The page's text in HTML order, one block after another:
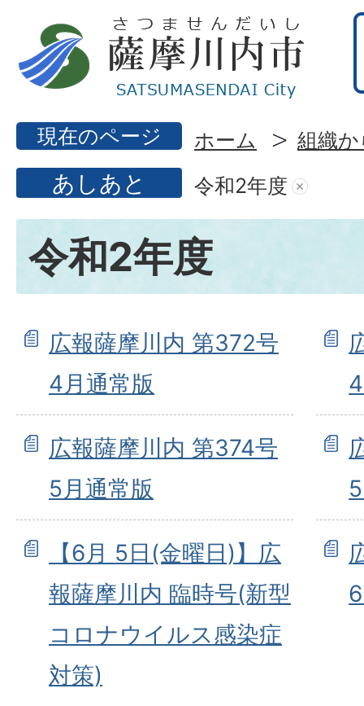
現在のページ ホーム 組織
あしあと 令和2年度
令和2年度
広報薩摩川内 第372号
4月通常版
広報薩摩川内 第374号
5月通常版
【6月 5日(金曜日)】広
報薩摩川内 臨時号(新型
コロナウイルス感染症
対策)